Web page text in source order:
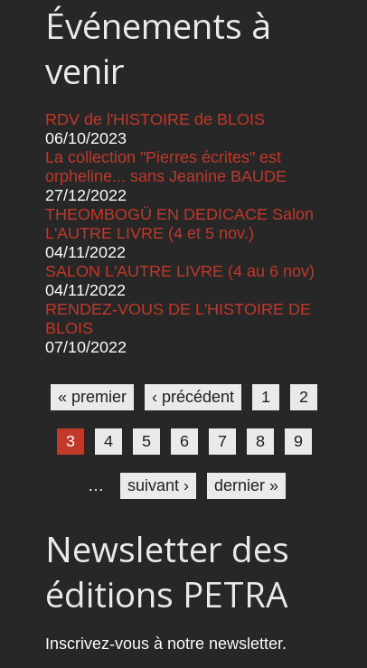
Événements à
venir
RDV de l'HISTOIRE de BLOIS
06/10/2023
La collection "Pierres écrites" est
orpheline... sans Jeanine BAUDE
27/12/2022
THEOMBOGÜ EN DEDICACE Salon
L'AUTRE LIVRE (4 et 5 nov.)
04/11/2022
SALON L'AUTRE LIVRE (4 au 6 nov)
04/11/2022
RENDEZ-VOUS DE L'HISTOIRE DE
BLOIS
07/10/2022
Pages
« premier ‹ précédent 1 2
3 4 5 6 7 8 9
… suivant › dernier »
Newsletter des
éditions PETRA
Inscrivez-vous à notre newsletter.